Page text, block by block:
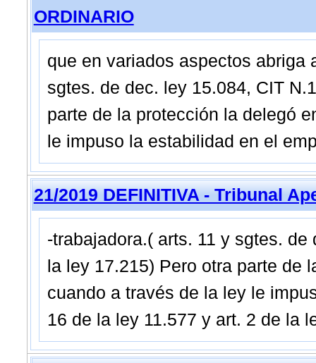
ORDINARIO
que en variados aspectos abriga
sgtes. de dec. ley 15.084, CIT
parte de la protección la delegó
le impuso la estabilidad en el
21/2019 DEFINITIVA - Tribunal
-trabajadora.( arts. 11 y sgtes.
la ley 17.215) Pero otra parte de
cuando a través de la ley le
16 de la ley 11.577 y art. 2 de la